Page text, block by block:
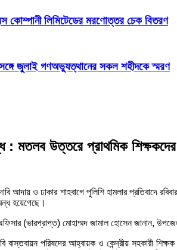
কোম্পানী লিমিটেডের মরণোত্তর চেক বিতরণ
জুলাই গণঅভ্যুত্থানের সকল শহীদকে স্মরণ
: মতলব উত্তরে প্রাথমিক শিক্ষকদের
আদায় ও ঢাকার শাহবাগে পুলিশি হামলার প্রতিবাদে
হয়েগেছে।
(ভারপ্রাপ্ত) মোহাম্মদ জামাল হোসেন জানান,
বাস্তবায়ন পরিষদের আহ্বায়ক ও কেন্দ্রীয় সহকারী